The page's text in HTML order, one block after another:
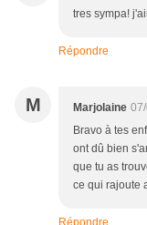
tres sympa!
Répondre
M Marjolaine
Bravo à tes
ont dû bien
que tu as
ce qui rajoute
Répondre